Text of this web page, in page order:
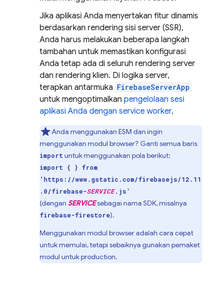
Jika aplikasi Anda menyertakan fitur dinamis
berdasarkan rendering sisi server (SSR),
Anda harus melakukan beberapa langkah
tambahan untuk memastikan konfigurasi
Anda tetap ada di seluruh rendering server
dan rendering klien. Di logika server,
terapkan antarmuka FirebaseServerApp
untuk mengoptimalkan pengelolaan sesi
aplikasi Anda dengan service worker.
Anda menggunakan ESM dan ingin
menggunakan modul browser? Ganti semua baris
import untuk menggunakan pola berikut:
import { } from
'https://www.gstatic.com/firebasejs/12.11
.0/firebase-SERVICE.js'
(dengan SERVICEsebagai nama SDK, misalnya
firebase-firestore).
Menggunakan modul browser adalah cara cepat
untuk memulai, tetapi sebaiknya gunakan pemaket
modul untuk production.